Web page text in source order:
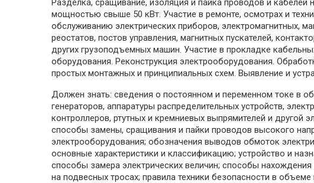
Разделка, сращивание, изоляция и пайка проводов и
мощностью свыше 50 кВт. Участие в ремонте, осмотрах и
обслуживанию электрических приборов, электромагнитных,
реостатов, постов управления, магнитных пускателей,
других грузоподъемных машин. Участие в прокладке
оборудования. Реконструкция электрооборудования.
простых монтажных и принципиальных схем. Выявление и
Должен знать: сведения о постоянном и переменном токе в
генераторов, аппаратуры распределительных устройств,
контроллеров, ртутных и кремниевых выпрямителей и другой
способы замены, сращивания и пайки проводов высокого
электрооборудования; обозначения выводов обмоток
основные характеристики и классификацию; устройство и
способы замера электрических величин; способы
на подвесных тросах; правила техники безопасности в